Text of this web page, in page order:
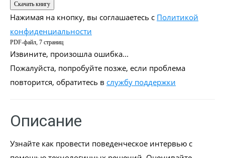
Нажимая на кнопку, вы соглашаетесь с Политикой
конфиденциальности
PDF-файл, 7 страниц
Извините, произошла ошибка...
Пожалуйста, попробуйте позже, если проблема
повторится, обратитесь в службу поддержки
Описание
Узнайте как провести поведенческое интервью с